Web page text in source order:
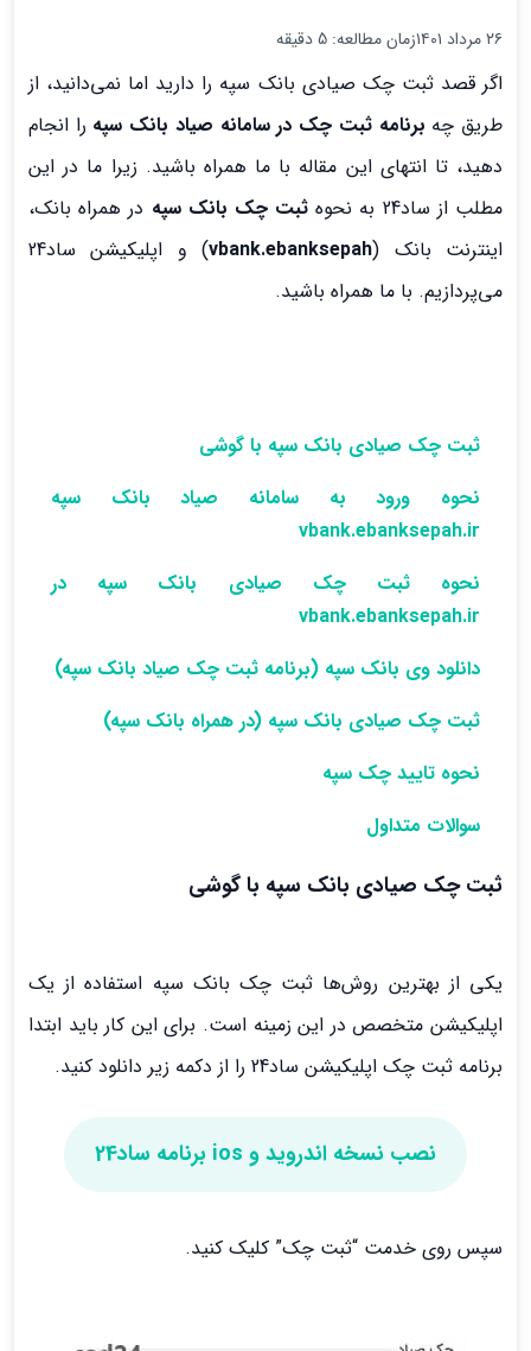
۲۶ مرداد ۱۴۰۱ زمان مطالعه: 5 دقیقه
اگر قصد ثبت چک صیادی بانک سپه را دارید اما نمی‌دانید، از
طریق چه برنامه ثبت چک در سامانه صیاد بانک سپه را انجام
دهید، تا انتهای این مقاله با ما همراه باشید. زیرا ما در این
مطلب از ساد24 به نحوه
ثبت چک بانک سپه در همراه بانک،
اینترنت بانک (vbank.ebanksepah
) و اپلیکیشن ساد24
می‌پردازیم. با ما همراه باشید.
ثبت چک صیادی بانک سپه با گوشی
نحوه ورود به سامانه صیاد بانک سپه
vbank.ebanksepah.ir
نحوه ثبت چک صیادی بانک سپه در
vbank.ebanksepah.ir
دانلود وی بانک سپه (برنامه ثبت چک صیاد بانک سپه)
ثبت چک صیادی بانک سپه (در همراه بانک سپه)
نحوه تایید چک سپه
سوالات متداول
ثبت چک صیادی بانک سپه با گوشی
یکی از بهترین روش‌ها ثبت چک بانک سپه استفاده از یک
اپلیکیشن متخصص در این زمینه است. برای این کار باید ابتدا
برنامه ثبت چک اپلیکیشن ساد24 را از دکمه زیر دانلود کنید.
نصب نسخه اندروید و ios برنامه ساد24
سپس روی خدمت “ثبت چک” کلیک کنید.